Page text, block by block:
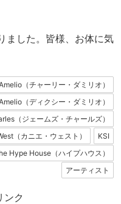
ました。皆様、お体に気
（チャーリー・ダミリオ）
（ディクシー・ダミリオ）
（ジェームズ・チャールズ）
（カニエ・ウェスト）
KSI
Hype House（ハイプハウス）
アーティスト
ンク